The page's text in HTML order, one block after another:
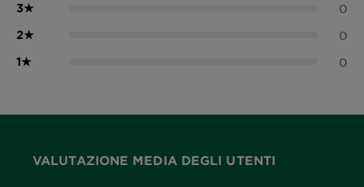
3★ 0
2★ 0
1★ 0
VALUTAZIONE MEDIA DEGLI UTENTI